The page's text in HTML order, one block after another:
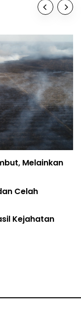
Orangutan,
Youth
dari Udara